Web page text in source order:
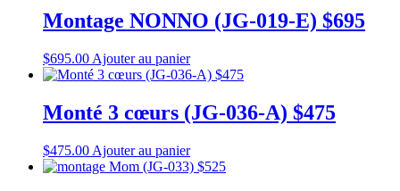
Montage NONNO (JG-019-E) $695
$695.00 Ajouter au panier
Monté 3 cœurs (JG-036-A) $475
$475.00 Ajouter au panier